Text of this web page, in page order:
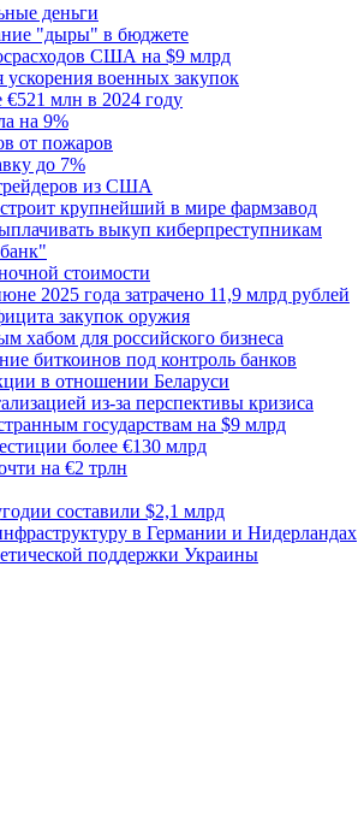
деньги
"дыры" в бюджете
США на $9 млрд
военных закупок
млн в 2024 году
на 9%
от пожаров
до 7%
из США
крупнейший в мире фармзавод
выкуп киберпреступникам
стоимости
2025 года затрачено 11,9 млрд рублей
закупок оружия
хабом для российского бизнеса
биткоинов под контроль банков
в отношении Беларуси
из-за перспективы кризиса
государствам на $9 млрд
более €130 млрд
на €2 трлн
составили $2,1 млрд
в Германии и Нидерландах
поддержки Украины